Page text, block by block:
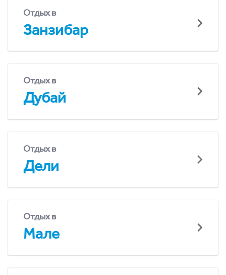
Отдых в
Занзибар
Отдых в
Дубай
Отдых в
Дели
Отдых в
Мале